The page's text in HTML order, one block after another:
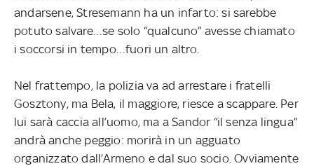
andarsene, Stresemann ha un infarto: si sarebbe
potuto salvare…se solo “qualcuno” avesse chiamato
i soccorsi in tempo…fuori un altro.
Nel frattempo, la polizia va ad arrestare i fratelli
Gosztony, ma Bela, il maggiore, riesce a scappare. Per
lui sarà caccia all’uomo, ma a Sandor “il senza lingua”
andrà anche peggio: morirà in un agguato
organizzato dall’Armeno e dal suo socio. Ovviamente